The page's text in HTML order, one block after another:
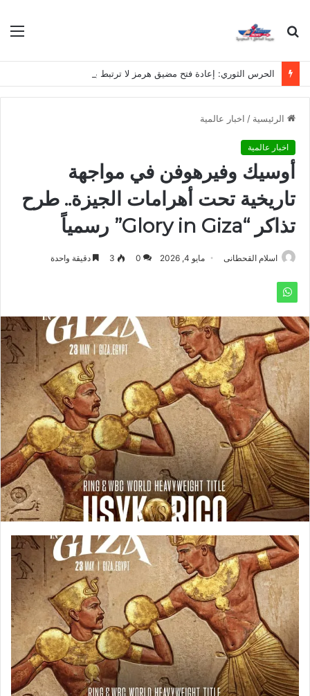
بحث
الرئيسية / اخبار عالمية
اخبار عالمية
أوسيك وفيرهوفن في مواجهة
تاريخية تحت أهرامات الجيزة.. طرح
تذاكر “Glory in Giza” رسمياً
اسلام القحطانى مايو 4, 2026 0
3 دقيقة واحدة